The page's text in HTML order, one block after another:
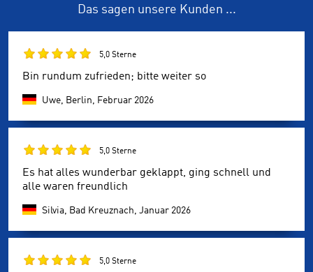
Das sagen unsere Kunden ...
5,0 Sterne
Bin rundum zufrieden; bitte weiter so
Uwe, Berlin, Februar 2026
5,0 Sterne
Es hat alles wunderbar geklappt, ging schnell und
alle waren freundlich
Silvia, Bad Kreuznach, Januar 2026
5,0 Sterne